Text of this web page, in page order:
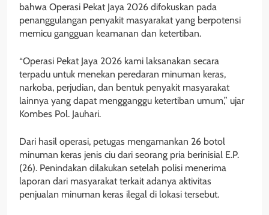
bahwa Operasi Pekat Jaya 2026 difokuskan pada
penanggulangan penyakit masyarakat yang berpotensi
memicu gangguan keamanan dan ketertiban.
“Operasi Pekat Jaya 2026 kami laksanakan secara
terpadu untuk menekan peredaran minuman keras,
narkoba, perjudian, dan bentuk penyakit masyarakat
lainnya yang dapat mengganggu ketertiban umum,” ujar
Kombes Pol. Jauhari.
Dari hasil operasi, petugas mengamankan 26 botol
minuman keras jenis ciu dari seorang pria berinisial E.P.
(26). Penindakan dilakukan setelah polisi menerima
laporan dari masyarakat terkait adanya aktivitas
penjualan minuman keras ilegal di lokasi tersebut.